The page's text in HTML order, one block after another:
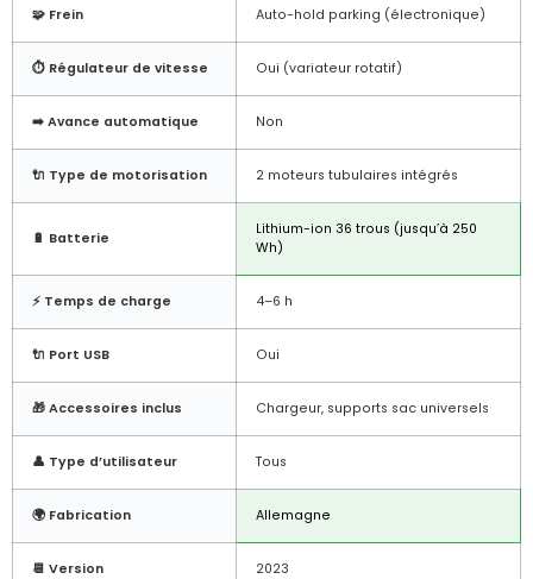
🧩 Frein Auto-hold parking (électronique)
⏱️ Régulateur de vitesse Oui (variateur rotatif)
➡️ Avance automatique Non
🔌 Type de motorisation 2 moteurs tubulaires intégrés
🔋 Batterie
Lithium-ion 36 trous (jusqu’à 250
Wh)
⚡ Temps de charge 4–6 h
🔌 Port USB Oui
🎁 Accessoires inclus Chargeur, supports sac universels
👤 Type d’utilisateur Tous
🌍 Fabrication Allemagne
📆 Version 2023